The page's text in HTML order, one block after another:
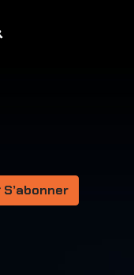
S’abonner